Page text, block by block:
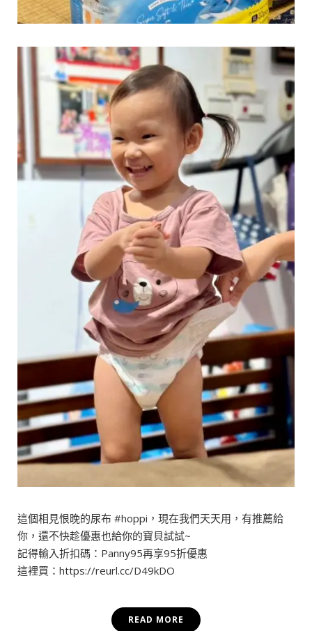
這個相見恨晚的尿布 #hoppi，現在我們天天用，有推薦給
你，還不快趁優惠也給你的寶貝試試~
記得輸入折扣碼：Panny95再享95折優惠
這裡買：https://reurl.cc/D49kDO
READ MORE